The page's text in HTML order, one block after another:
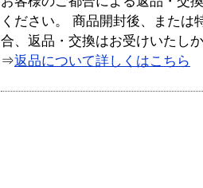
ください。 商品開封後、または
合、返品・交換はお受けいたし
⇒返品について詳しくはこちら